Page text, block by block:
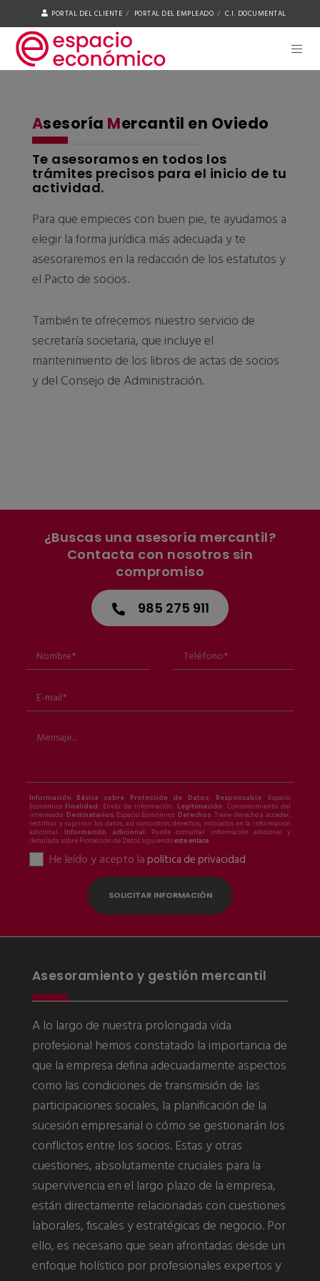
PORTAL DEL CLIENTE PORTAL DEL EMPLEADO C.I. DOCUMENTAL
Asesoría Mercantil en Oviedo
Te asesoramos en todos los
trámites precisos para el inicio de tu
actividad.
Para que empieces con buen pie, te ayudamos a
elegir la forma jurídica más adecuada y te
asesoraremos en la redacción de los estatutos y
el Pacto de socios.
También te ofrecemos nuestro servicio de
secretaría societaria, que incluye el
mantenimiento de los libros de actas de socios
y del Consejo de Administración.
¿Buscas una asesoría mercantil?
Contacta con nosotros sin
compromiso
985 275 911
Información Básica sobre Protección de Datos: Responsable: Espacio
Económico Finalidad: Envío de información. Legitimación: Consentimiento del
interesado. Destinatarios: Espacio Económico. Derechos: Tiene derecho a acceder,
rectificar y suprimir los datos, así como otros derechos, indicados en la información
adicional. Información adicional: Puede consultar información adicional y
detallada sobre Protección de Datos siguiendoeste enlace.
He leído y acepto lapolítica de privacidad
Asesoramiento y gestión mercantil
A lo largo de nuestra prolongada vida
profesional hemos constatado la importancia de
que la empresa defina adecuadamente aspectos
como las condiciones de transmisión de las
participaciones sociales, la planificación de la
sucesión empresarial o cómo se gestionarán los
conflictos entre los socios. Estas y otras
cuestiones, absolutamente cruciales para la
supervivencia en el largo plazo de la empresa,
están directamente relacionadas con cuestiones
laborales, fiscales y estratégicas de negocio. Por
ello, es necesario que sean afrontadas desde un
enfoque holístico por profesionales expertos y